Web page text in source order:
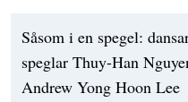
Såsom i en spegel:
speglar Thuy-Han
Andrew Yong Hoon Lee